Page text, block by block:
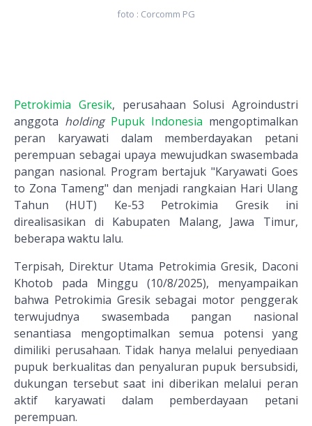
foto : Corcomm PG
Petrokimia Gresik, perusahaan Solusi Agroindustri
anggota holding Pupuk Indonesia mengoptimalkan
peran karyawati dalam memberdayakan petani
perempuan sebagai upaya mewujudkan swasembada
pangan nasional. Program bertajuk "Karyawati Goes
to Zona Tameng" dan menjadi rangkaian Hari Ulang
Tahun (HUT) Ke-53 Petrokimia Gresik ini
direalisasikan di Kabupaten Malang, Jawa Timur,
beberapa waktu lalu.
Terpisah, Direktur Utama Petrokimia Gresik, Daconi
Khotob pada Minggu (10/8/2025), menyampaikan
bahwa Petrokimia Gresik sebagai motor penggerak
terwujudnya swasembada pangan nasional
senantiasa mengoptimalkan semua potensi yang
dimiliki perusahaan. Tidak hanya melalui penyediaan
pupuk berkualitas dan penyaluran pupuk bersubsidi,
dukungan tersebut saat ini diberikan melalui peran
aktif karyawati dalam pemberdayaan petani
perempuan.